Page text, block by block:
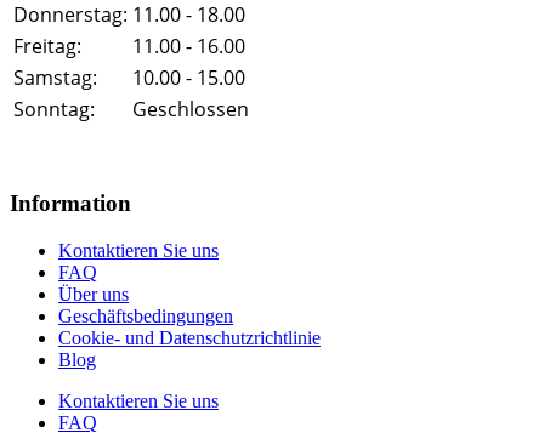
Donnerstag: 11.00 - 18.00
Freitag:
11.00 - 16.00
Samstag:
10.00 - 15.00
Sonntag:
Geschlossen
Information
Kontaktieren Sie uns
FAQ
Über uns
Geschäftsbedingungen
Cookie- und Datenschutzrichtlinie
Blog
Kontaktieren Sie uns
FAQ